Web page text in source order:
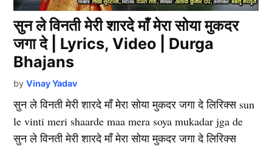
सुन ले विनती मेरी शारदे माँ मेरा सोया मुकदर
जगा दे | Lyrics, Video | Durga
Bhajans
by Vinay Yadav
सुन ले विनती मेरी शारदे माँ मेरा सोया मुकदर जगा दे लिरिक्स sun
le vinti meri shaarde maa mera soya mukadar jga de
सुन ले विनती मेरी शारदे माँ मेरा सोया मुकदर जगा दे लिरिक्स